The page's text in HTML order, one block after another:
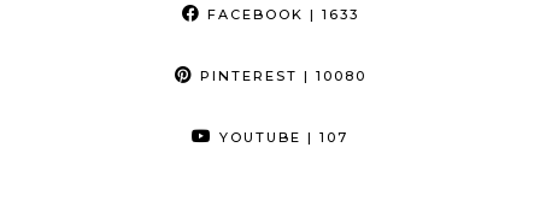
FACEBOOK | 1633
PINTEREST | 10080
YOUTUBE | 107